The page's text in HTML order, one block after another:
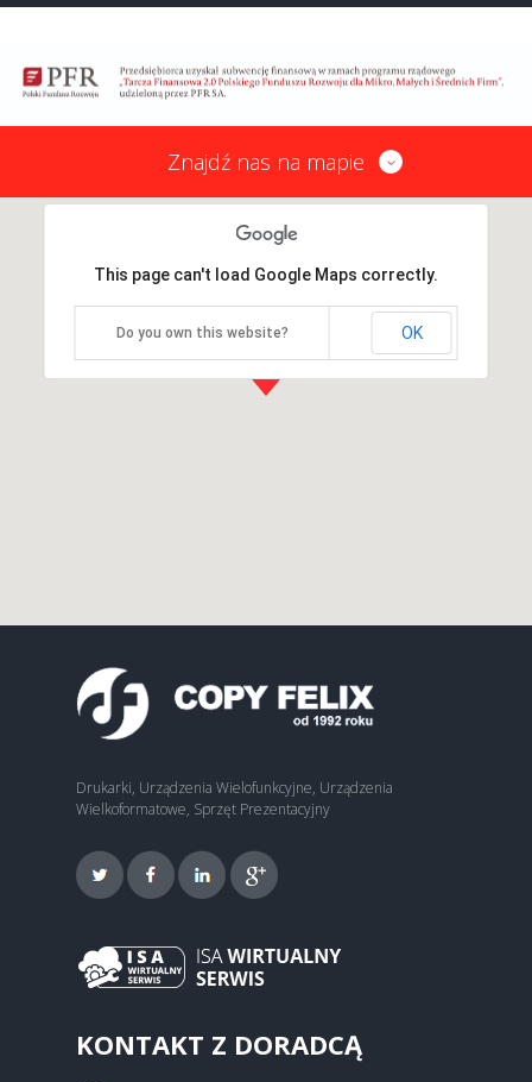
Znajdź nas na mapie
This page can't load Google Maps correctly.
Do you own this website? OK
Drukarki, Urządzenia Wielofunkcyjne, Urządzenia
Wielkoformatowe, Sprzęt Prezentacyjny
KONTAKT Z DORADCĄ